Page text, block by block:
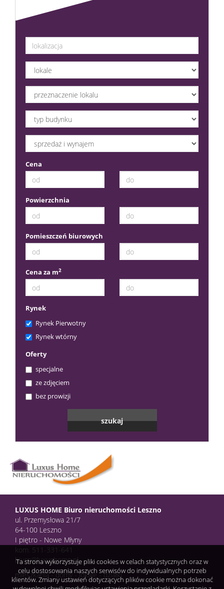
Cena
Powierzchnia
Pomieszczeń biurowych
Cena za m2
Rynek
Rynek Pierwotny
Rynek wtórny
Oferty
specjalne
ze zdjęciem
bez prowizji
LUXUS HOME Biuro nieruchomości Leszno
ul. Przemysłowa 21/7
64-100 Leszno
I piętro - Nowe Młyny
kom. 511-331-641
biuro@luxushome.pl
mieszkania - domy - lokale - działki
Ta strona wykorzystuje pliki cookies w celach statystycznych oraz w
celu dostosowania naszych serwisów do indywidualnych potrzeb
klientów. Zmiany ustawień dotyczących plików cookie można dokonać